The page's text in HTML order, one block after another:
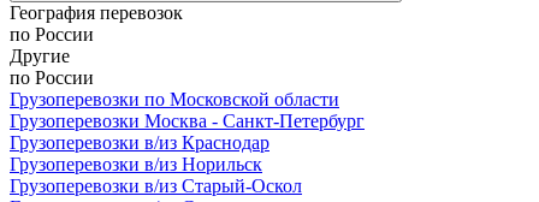
География перевозок
по России
Другие
по России
Грузоперевозки по Московской области
Грузоперевозки Москва - Санкт-Петербург
Грузоперевозки в/из Краснодар
Грузоперевозки в/из Норильск
Грузоперевозки в/из Старый-Оскол